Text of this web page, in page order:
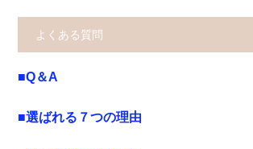
よくある質問
■Q＆A
■選ばれる７つの理由